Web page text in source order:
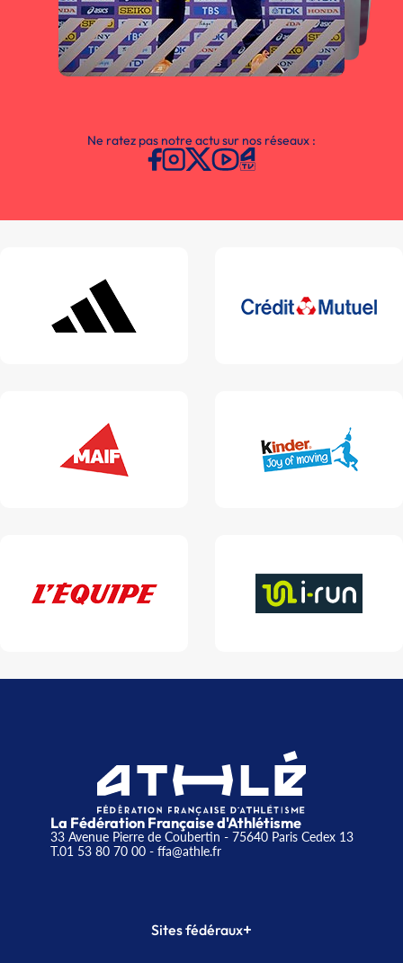
Ne ratez pas notre actu sur nos réseaux :
La Fédération Française d'Athlétisme
33 Avenue Pierre de Coubertin - 75640 Paris Cedex 13
T.01 53 80 70 00- ffa@athle.fr
Sites fédéraux+